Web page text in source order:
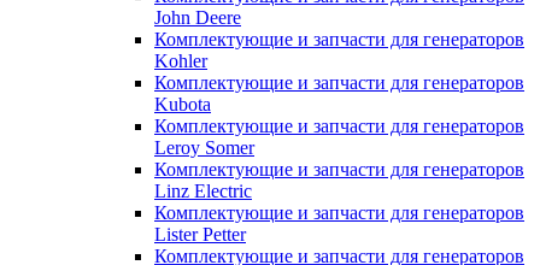
John Deere
Комплектующие и запчасти для генераторов
Kohler
Комплектующие и запчасти для генераторов
Kubota
Комплектующие и запчасти для генераторов
Leroy Somer
Комплектующие и запчасти для генераторов
Linz Electric
Комплектующие и запчасти для генераторов
Lister Petter
Комплектующие и запчасти для генераторов